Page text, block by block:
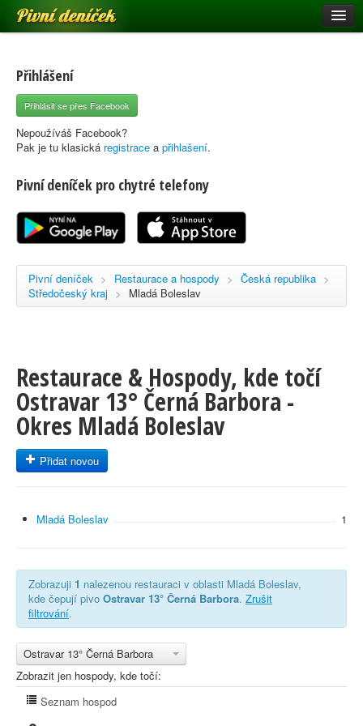
Pivní deníček
Pivní mapa
Pivní značky
Nápověda
Registrace
Přihlášení
Přihlásit se přes Facebook
Nepoužíváš Facebook?
Pak je tu klasická registrace a přihlašení.
Pivní deníček pro chytré telefony
Pivní deníček > Restaurace a hospody > Česká republika >
Středočeský kraj > Mladá Boleslav
Restaurace & Hospody, kde točí
Ostravar 13° Černá Barbora -
Okres Mladá Boleslav
Přidat novou
Mladá Boleslav 1
Zobrazuji 1 nalezenou restauraci v oblasti Mladá Boleslav,
kde čepují pivo Ostravar 13° Černá Barbora. Zrušit
filtrování.
Ostravar 13° Černá Barbora
Zobrazit jen hospody, kde točí:
Seznam hospod